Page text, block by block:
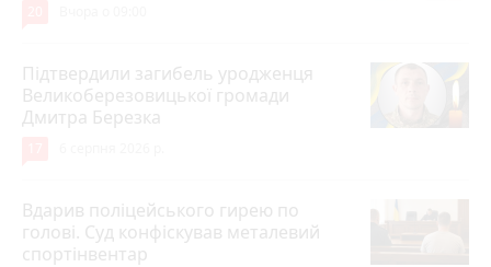
Підтвердили загибель уродженця
Великоберезовицької громади
Дмитра Березка
Вдарив поліцейського гирею по
голові. Суд конфіскував металевий
спортінвентар